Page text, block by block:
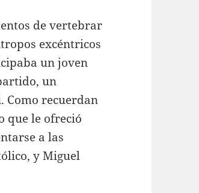
de vertebrar
excéntricos
un joven
un
Como recuerdan
que le ofreció
a las
y Miguel